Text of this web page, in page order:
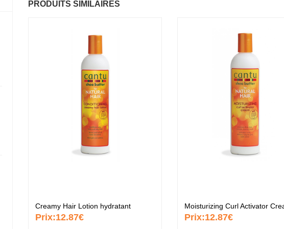
PRODUITS SIMILAIRES
Creamy Hair Lotion hydratant
Prix:12.87€
Moisturizing Curl Activator
Prix:12.87€
6.37 €